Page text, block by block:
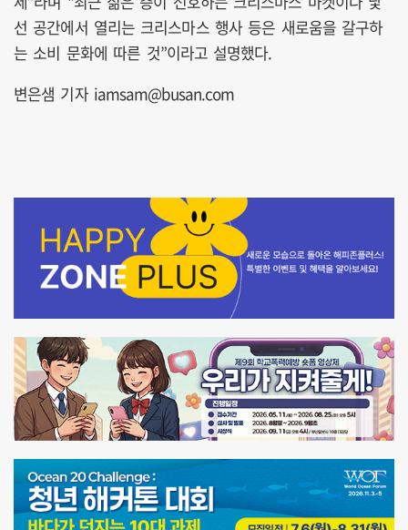
선 공간에서 열리는 크리스마스 행사 등은 새로움을 갈구하
는 소비 문화에 따른 것”이라고 설명했다.
변은샘 기자 iamsam@busan.com